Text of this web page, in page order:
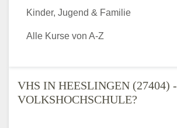
VHS IN HEESLINGEN (27404) -
VOLKSHOCHSCHULE?
Kinder, Jugend & Familie
Alle Kurse von A-Z